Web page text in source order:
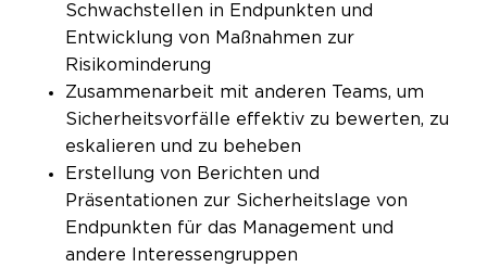
Schwachstellen in Endpunkten und
Entwicklung von Maßnahmen zur
Risikominderung
Zusammenarbeit mit anderen Teams, um
Sicherheitsvorfälle effektiv zu bewerten, zu
eskalieren und zu beheben
Erstellung von Berichten und
Präsentationen zur Sicherheitslage von
Endpunkten für das Management und
andere Interessengruppen